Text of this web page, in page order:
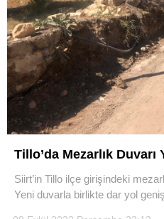
PERVARI
ŞIRVAN
TILLO
GÜNDEM
NÖBETÇI ECZANELER
Tillo’da Mezarlık
Siirt’in Tillo ilçe girişindeki
Yeni duvarla birlikte dar yol